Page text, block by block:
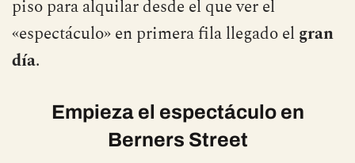
piso para alquilar desde el que ver el
«espectáculo» en primera fila llegado el gran
día.
Empieza el espectáculo en
Berners Street